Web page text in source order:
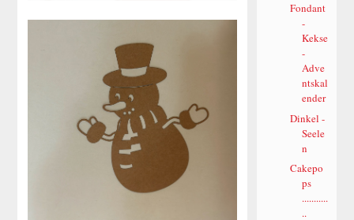
Fondant
-
Kekse
-
Adve
ntskal
ender
Dinkel -
Seele
n
Cakepo
ps
...........
..